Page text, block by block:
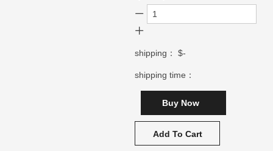
shipping：$-
shipping time：
Buy Now
Add To Cart